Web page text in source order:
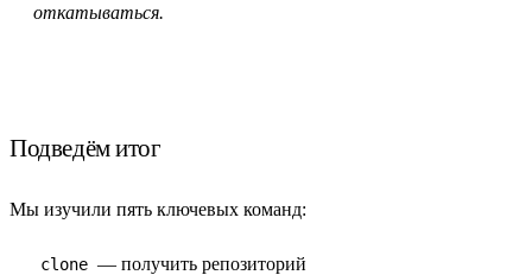
откатываться.
Подведём итог
Мы изучили пять ключевых команд:
clone — получить репозиторий